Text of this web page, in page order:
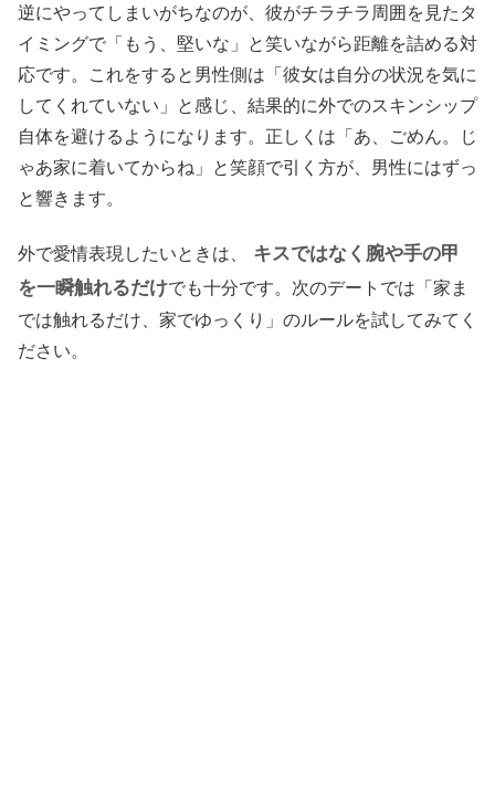
逆にやってしまいがちなのが、彼がチラチラ周囲を見たタ
イミングで「もう、堅いな」と笑いながら距離を詰める対
応です。これをすると男性側は「彼女は自分の状況を気に
してくれていない」と感じ、結果的に外でのスキンシップ
自体を避けるようになります。正しくは「あ、ごめん。じ
ゃあ家に着いてからね」と笑顔で引く方が、男性にはずっ
と響きます。
外で愛情表現したいときは、
キスではなく腕や手の甲
を一瞬触れるだけでも十分です。次のデートでは「家ま
では触れるだけ、家でゆっくり」のルールを試してみてく
ださい。